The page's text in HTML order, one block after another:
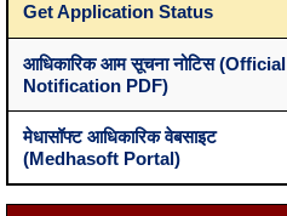
Get Application Status
आधिकारिक आम सूचना नोटिस (Official
Notification PDF)
मेधासॉफ्ट आधिकारिक वेबसाइट
(Medhasoft Portal)